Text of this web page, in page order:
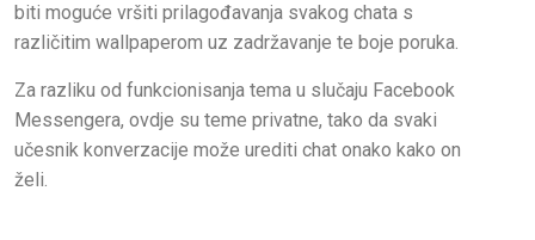
biti moguće vršiti prilagođavanja svakog chata s
različitim wallpaperom uz zadržavanje te boje poruka.
Za razliku od funkcionisanja tema u slučaju Facebook
Messengera, ovdje su teme privatne, tako da svaki
učesnik konverzacije može urediti chat onako kako on
želi.